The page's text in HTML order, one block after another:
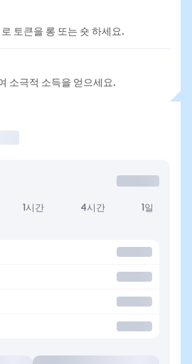
토큰을 롱 또는 숏 하세요.
소극적 소득을 얻으세요.
1시간 4시간 1일